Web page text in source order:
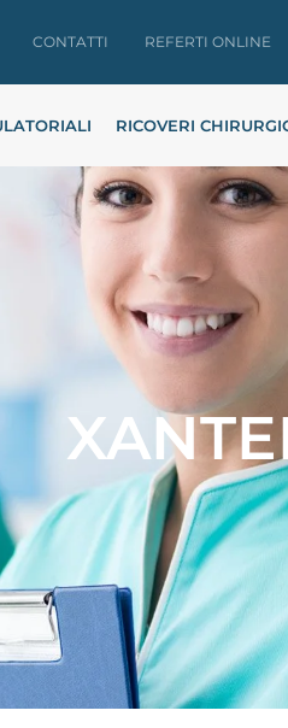
CONTATTI REFERTI ONLINE
RICOVERI